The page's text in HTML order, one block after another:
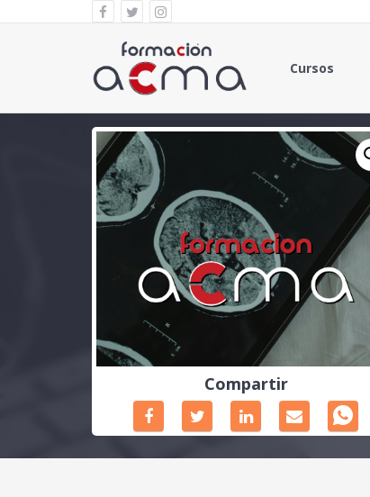
Cursos
Compartir